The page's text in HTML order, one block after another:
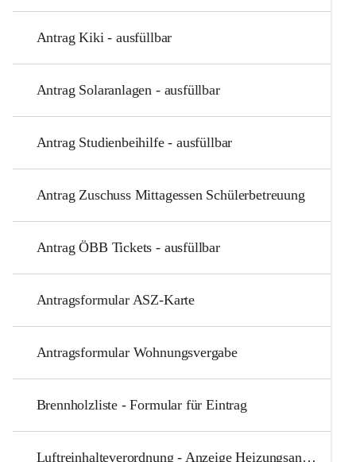
Antrag Kiki - ausfüllbar
Antrag Solaranlagen - ausfüllbar
Antrag Studienbeihilfe - ausfüllbar
Antrag Zuschuss Mittagessen Schülerbetreuung
Antrag ÖBB Tickets - ausfüllbar
Antragsformular ASZ-Karte
Antragsformular Wohnungsvergabe
Brennholzliste - Formular für Eintrag
Luftreinhalteverordnung - Anzeige Heizungsanlage